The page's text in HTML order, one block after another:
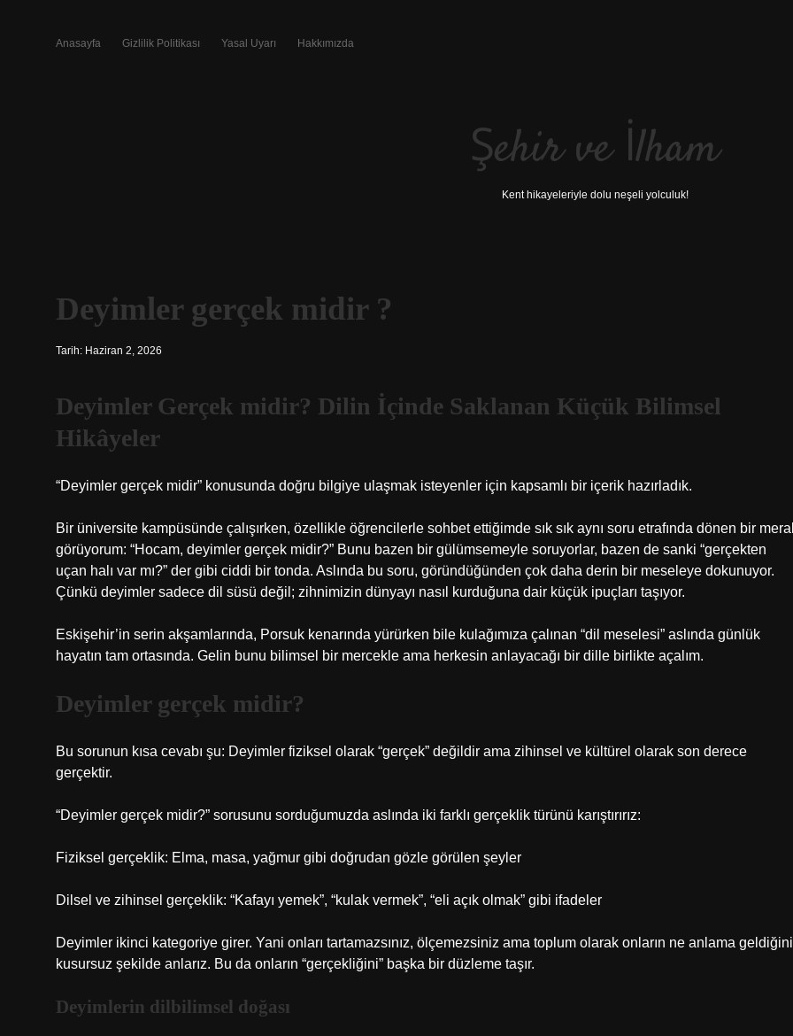
Anasayfa Gizlilik Politikası Yasal Uyarı Hakkımızda
Şehir ve İlham
Kent hikayeleriyle dolu neşeli yolculuk!
Deyimler gerçek midir ?
Tarih: Haziran 2, 2026
Deyimler Gerçek midir? Dilin İçinde Saklanan Küçük Bilimsel
Hikâyeler
“Deyimler gerçek midir” konusunda doğru bilgiye ulaşmak isteyenler için kapsamlı bir içerik hazırladık.
Bir üniversite kampüsünde çalışırken, özellikle öğrencilerle sohbet ettiğimde sık sık aynı soru etrafında dönen bir
görüyorum: “Hocam, deyimler gerçek midir?” Bunu bazen bir gülümsemeyle soruyorlar, bazen de sanki “gerçekten
uçan halı var mı?” der gibi ciddi bir tonda. Aslında bu soru, göründüğünden çok daha derin bir meseleye dokunuyor.
Çünkü deyimler sadece dil süsü değil; zihnimizin dünyayı nasıl kurduğuna dair küçük ipuçları taşıyor.
Eskişehir’in serin akşamlarında, Porsuk kenarında yürürken bile kulağımıza çalınan “dil meselesi” aslında günlük
hayatın tam ortasında. Gelin bunu bilimsel bir mercekle ama herkesin anlayacağı bir dille birlikte açalım.
Deyimler gerçek midir?
Bu sorunun kısa cevabı şu: Deyimler fiziksel olarak “gerçek” değildir ama zihinsel ve kültürel olarak son derece
gerçektir.
“Deyimler gerçek midir?” sorusunu sorduğumuzda aslında iki farklı gerçeklik türünü karıştırırız:
Fiziksel gerçeklik: Elma, masa, yağmur gibi doğrudan gözle görülen şeyler
Dilsel ve zihinsel gerçeklik: “Kafayı yemek”, “kulak vermek”, “eli açık olmak” gibi ifadeler
Deyimler ikinci kategoriye girer. Yani onları tartamazsınız, ölçemezsiniz ama toplum olarak onların ne anlama geldiğini
kusursuz şekilde anlarız. Bu da onların “gerçekliğini” başka bir düzleme taşır.
Deyimlerin dilbilimsel doğası